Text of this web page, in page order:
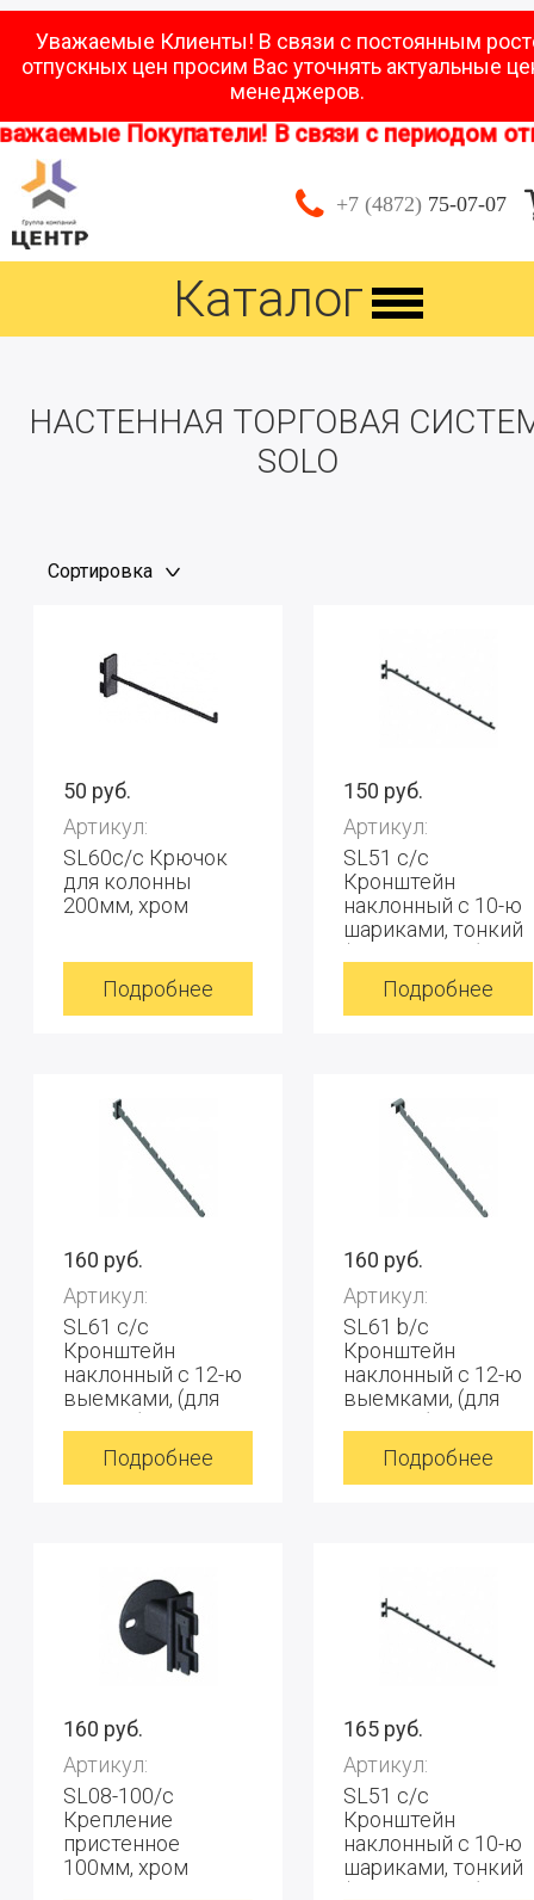
Уважаемые Клиенты! В связи с постоянным
отпускных цен просим Вас уточнять актуальные
менеджеров.
Покупатели! В связи с периодом
+7 (4872) 75-07-07
Каталог
НАСТЕННАЯ ТОРГОВАЯ
SOLO
Сортировка
50 руб.
Артикул:
SL60c/c Крючок
для колонны
200мм, хром
Подробнее
150 руб.
Артикул:
SL51 с/с
Кронштейн
наклонный с 10-ю
шариками, тонкий
графитПодробнее
160 руб.
Артикул:
SL61 с/с
Кронштейн
наклонный с 12-ю
выемками, (для
Подробнее
160 руб.
Артикул:
SL61 b/с
Кронштейн
наклонный с 12-ю
выемками, (для
Подробнее
160 руб.
Артикул:
SL08-100/c
Крепление
пристенное
100мм, хром
165 руб.
Артикул:
SL51 с/с
Кронштейн
наклонный с 10-ю
шариками, тонкий